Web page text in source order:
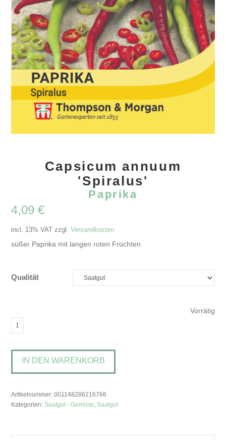
Capsicum annuum
'Spiralus'
Paprika
4,09€
incl. 13% VAT zzgl.Versandkosten
süßer Paprika mit langen roten Früchten
Qualität
Vorrätig
Capsicum
'Spiralus'Paprika
MengeIN DEN WARENKORB
Artikelnummer:001148286216766
Kategorien: Saatgut - Gemüse Saatgut